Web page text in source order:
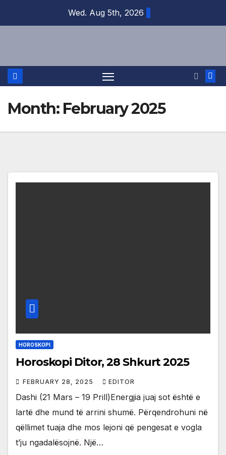
Wed. Aug 5th, 2026
Month: February 2025
HOROSKOPI
Horoskopi Ditor, 28 Shkurt 2025
FEBRUARY 28, 2025 EDITOR
Dashi (21 Mars – 19 Prill)Energjia juaj sot është e
lartë dhe mund të arrini shumë. Përqendrohuni në
qëllimet tuaja dhe mos lejoni që pengesat e vogla
t’ju ngadalësojnë. Një…